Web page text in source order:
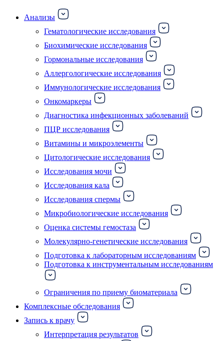
Анализы
Гематологические исследования
Биохимические исследования
Гормональные исследования
Аллергологические исследования
Иммунологические исследования
Онкомаркеры
Диагностика инфекционных заболеваний
ПЦР исследования
Витамины и микроэлементы
Цитологические исследования
Исследования мочи
Исследования кала
Исследования спермы
Микробиологические исследования
Оценка системы гемостаза
Молекулярно-генетические исследования
Подготовка к лабораторным исследованиям
Подготовка к инструментальным исследованиям
Ограничения по приему биоматериала
Комплексные обследования
Запись к врачу
Интерпретация результатов